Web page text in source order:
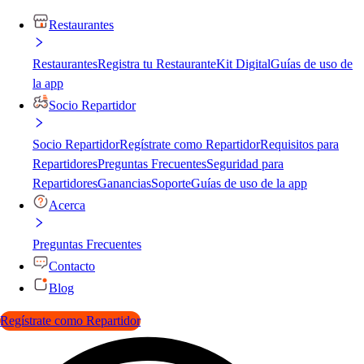
Restaurantes
RestaurantesRegistra tu RestauranteKit DigitalGuías de uso de
la app
Socio Repartidor
Socio RepartidorRegístrate como RepartidorRequisitos para
RepartidoresPreguntas FrecuentesSeguridad para
RepartidoresGananciasSoporteGuías de uso de la app
Acerca
Preguntas Frecuentes
Contacto
Blog
Regístrate como Repartidor